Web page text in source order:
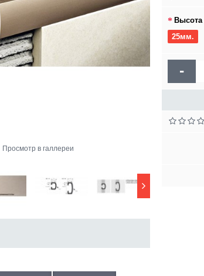
Просмотр в галлереи
Высота
25мм.
-